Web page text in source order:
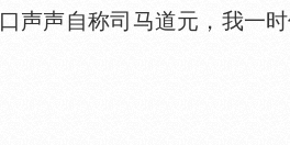
声自称司马道元，我一